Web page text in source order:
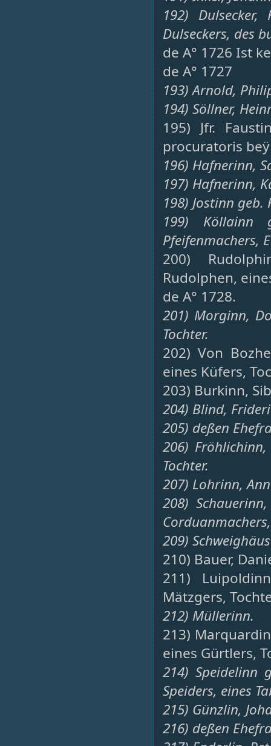
192)
Dulseckers, des
de A° 1726 Ist
de A° 1727
193) Arnold,
194) Söllner,
195) Jfr.
procuratoris beÿ
196) Hafnerinn,
197) Hafnerinn,
198) Jostinn
199) Köllainn
Pfeifenmachers,
200)
Rudolphen,
de A° 1728.
201) Morginn,
Tochter.
202) Von
eines Küfers,
203) Burkinn,
204) Blind,
205) deßen
206)
Tochter.
207) Lohrinn,
208)
209)
210) Bauer,
211)
Mätzgers,
212) Müllerinn.
213)
eines Gürtlers,
214) Speidelinn
Speiders, eines
215) Günzlin,
216) deßen